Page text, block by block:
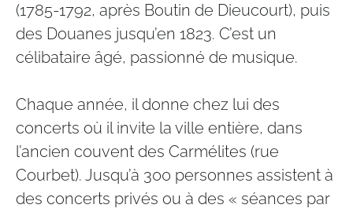
(1785-1792, après Boutin de Dieucourt), puis
des Douanes jusqu’en 1823. C’est un
célibataire âgé, passionné de musique.
Chaque année, il donne chez lui des
concerts où il invite la ville entière, dans
l’ancien couvent des Carmélites (rue
Courbet). Jusqu’à 300 personnes assistent à
des concerts privés ou à des « séances par